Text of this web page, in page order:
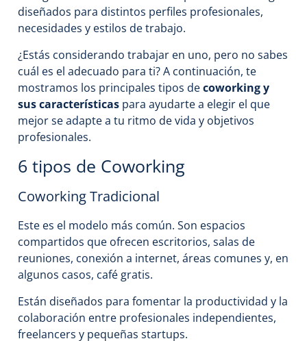
diseñados para distintos perfiles profesionales,
necesidades y estilos de trabajo.
¿Estás considerando trabajar en uno, pero no sabes
cuál es el adecuado para ti? A continuación, te
mostramos los principales tipos decoworking y
sus características para ayudarte a elegir el que
mejor se adapte a tu ritmo de vida y objetivos
profesionales.
6 tipos de Coworking
Coworking Tradicional
Este es el modelo más común. Son espacios
compartidos que ofrecen escritorios, salas de
reuniones, conexión a internet, áreas comunes y, en
algunos casos, café gratis.
Están diseñados para fomentar la productividad y la
colaboración entre profesionales independientes,
freelancers y pequeñas startups.